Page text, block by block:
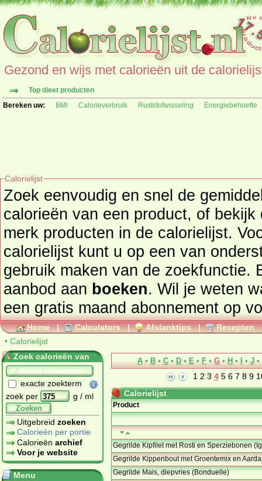
Gezond en wijs met calorieën uit de
Top dieet producten
Bereken uw:
BMI Calorieverbruik Ruststofwisseling Energiebehoefte
Calorielijst
Zoek eenvoudig en snel de
calorieën van een product, of
merk producten in de calorielijst.
calorielijst kunt u op een van
gebruik maken van de zoekfunctie.
aanbod aan boeken. Wil je weten
een gratis maand abonnement op
Home | Calculators | Afslanktips | Recepten
• Calorielijst
Zoek calorieën van
exacte zoekterm
zoek per
g / ml
Zoeken
Uitgebreid zoeken
Calorieën per portie
Calorieën archief
Voor je website
Menu
A • B • C • D • E • F • G • H • • J •
1 2 3 4 5 6 7 8 9
Calorielijst
Product
Gegrilde Kipfilet met Rosti en Sperziebonen
Gegrilde Kippenbout met Groentemix en
Gegrilde Mais, diepvries (Bonduelle)